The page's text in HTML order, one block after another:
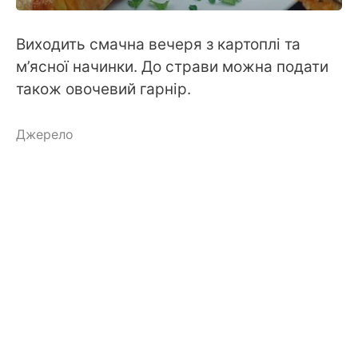
Виходить смачна вечеря з картоплі та
м’ясної начинки. До страви можна подати
також овочевий гарнір.
Джерело